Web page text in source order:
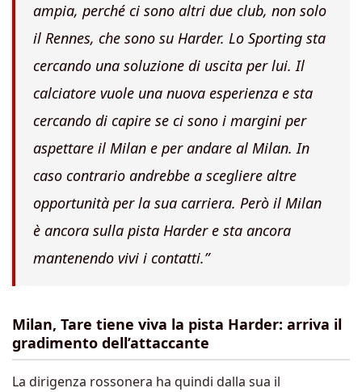
ampia, perché ci sono altri due club, non solo
il Rennes, che sono su Harder. Lo Sporting sta
cercando una soluzione di uscita per lui. Il
calciatore vuole una nuova esperienza e sta
cercando di capire se ci sono i margini per
aspettare il Milan e per andare al Milan. In
caso contrario andrebbe a scegliere altre
opportunità per la sua carriera. Però il Milan
è ancora sulla pista Harder e sta ancora
mantenendo vivi i contatti.”
Milan, Tare tiene viva la pista Harder: arriva il
gradimento dell’attaccante
La dirigenza rossonera ha quindi dalla sua il